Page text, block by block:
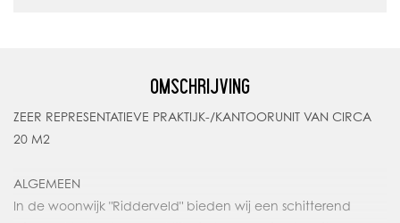
OMSCHRIJVING
ZEER REPRESENTATIEVE PRAKTIJK-/KANTOORUNIT VAN CIRCA
20 M2
ALGEMEEN
In de woonwijk "Ridderveld" bieden wij een schitterend